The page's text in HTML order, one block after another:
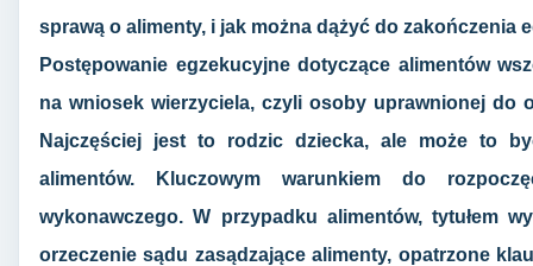
sprawą o alimenty, i jak można dążyć do zakończenia
Postępowanie egzekucyjne dotyczące alimentów
na wniosek wierzyciela, czyli osoby uprawnionej do
Najczęściej jest to rodzic dziecka, ale może to
alimentów. Kluczowym warunkiem do
wykonawczego. W przypadku alimentów, tytułem
orzeczenie sądu zasądzające alimenty, opatrzone